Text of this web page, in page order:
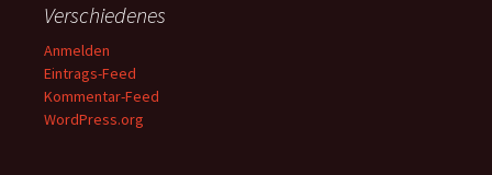
Verschiedenes
Anmelden
Eintrags-Feed
Kommentar-Feed
WordPress.org